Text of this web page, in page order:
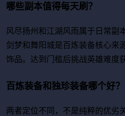
哪些副本值得每天刷？
风尽扬州和江湖风雨属于日常副
剑梦和舞阳城是百炼装备核心来
饰品。达到门槛后挑战英雄难度
百炼装备和独珍装备哪个好？
两者定位不同，不是纯粹的优劣